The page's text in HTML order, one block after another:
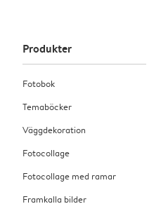
Produkter
Fotobok
Temaböcker
Väggdekoration
Fotocollage
Fotocollage med ramar
Framkalla bilder